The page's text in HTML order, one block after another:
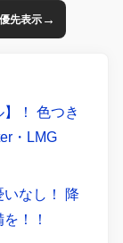
先表示→
！ 色つき
・LMG
なし！ 降
！！